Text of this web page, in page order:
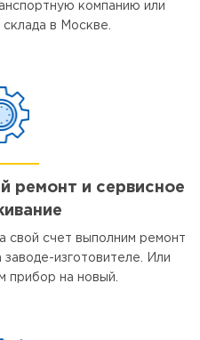
компанию или
в Москве.
ремонт и сервисное
свой счет выполним ремонт
изготовителе. Или
прибор на новый.